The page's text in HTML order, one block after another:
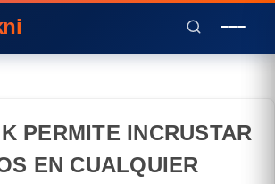
PERMITE INCRUSTAR
EN CUALQUIER